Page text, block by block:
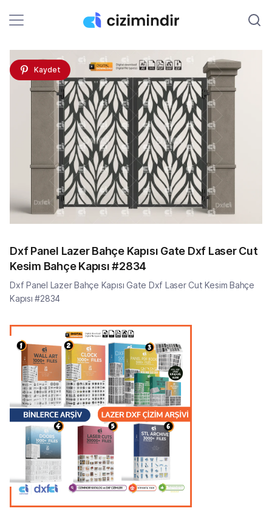
Kaydet
Dxf Panel Lazer Bahçe Kapısı Gate Dxf Laser Cut
Kesim Bahçe Kapısı #2834
Dxf Panel Lazer Bahçe Kapısı Gate Dxf Laser Cut Kesim Bahçe
Kapısı #2834